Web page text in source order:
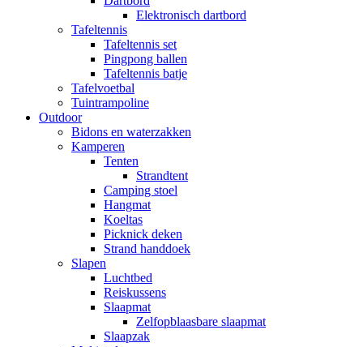
Elektronisch dartbord
Tafeltennis
Tafeltennis set
Pingpong ballen
Tafeltennis batje
Tafelvoetbal
Tuintrampoline
Outdoor
Bidons en waterzakken
Kamperen
Tenten
Strandtent
Camping stoel
Hangmat
Koeltas
Picknick deken
Strand handdoek
Slapen
Luchtbed
Reiskussens
Slaapmat
Zelfopblaasbare slaapmat
Slaapzak